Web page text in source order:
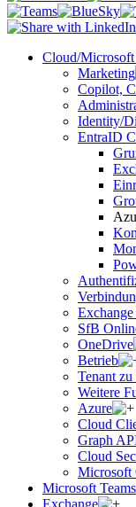
Cloud/
Marketing
Copilot,
Identity/
EntraID
SfB
OneDrive
Betrieb
Tenant zu
Weitere
Azure
Cloud
Graph
Cloud
Microsoft
Microsoft Teams